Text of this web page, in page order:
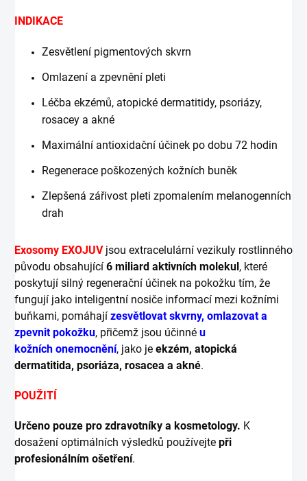
INDIKACE
Zesvětlení pigmentových skvrn
Omlazení a zpevnění pleti
Léčba ekzémů, atopické dermatitidy, psoriázy,
rosacey a akné
Maximální antioxidační účinek po dobu 72 hodin
Regenerace poškozených kožních buněk
Zlepšená zářivost pleti zpomalením melanogenních
drah
Exosomy EXOJUVjsou extracelulární vezikuly rostlinného
původu obsahující 6 miliard aktivních molekul, které
poskytují silný regenerační účinek na pokožku tím, že
fungují jako inteligentní nosiče informací mezi kožními
buňkami, pomáhají zesvětlovat skvrny, omlazovat a
zpevnit pokožku, přičemž jsou účinné u
kožních onemocnění, jako je ekzém, atopická
dermatitida, psoriáza, rosacea a akné.
POUŽITÍ
Určeno pouze pro zdravotníky a kosmetology. K
dosažení optimálních výsledků používejte při
profesionálním ošetření.